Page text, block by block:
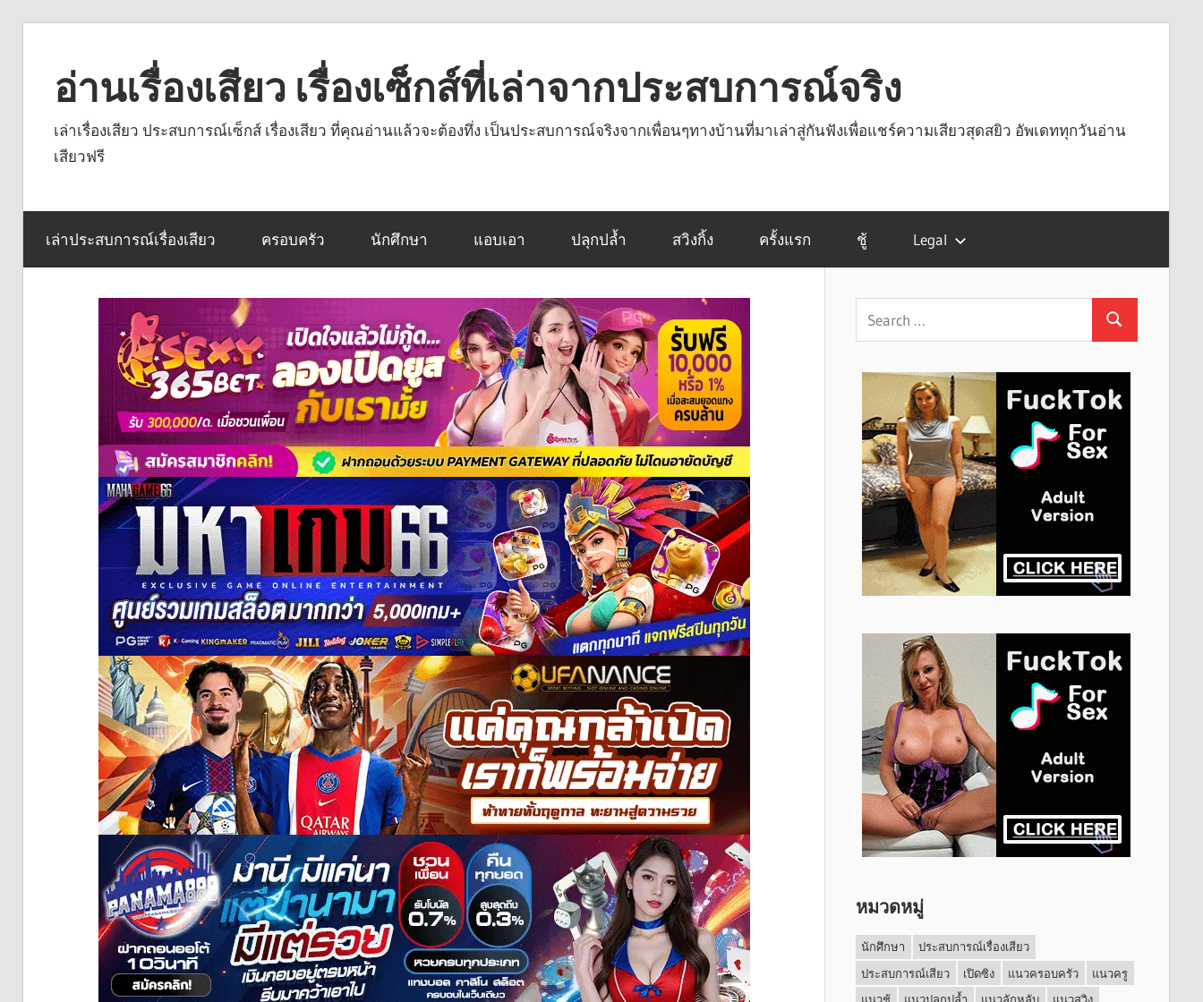
contentอ่านเรื่องเสียว เรื่องเซ็กส์ที่เล่าจากประสบการณ์จริง
เล่าเรื่องเสียว ประสบการณ์เซ็กส์ เรื่องเสียว ที่คุณอ่านแล้วจะต้องทึ่ง เป็นประสบการณ์จริงจากเพื่อนๆทางบ้านที่มาเล่าสู่กันฟังเพื่อแชร์ความเสียวสุดสยิว อัพเดททุกวันอ่าน
เสียวฟรี
เล่าประสบการณ์เรื่องเสียว ครอบครัว นักศึกษา แอบเอา ปลุกปล้ำ สวิงกิ้ง ครั้งแรก ชู้ Legal
หมวดหมู่
นักศึกษา
ประสบการณ์เรื่องเสียว
ประสบการณ์เสียว
เปิดซิง แนวครอบครัว
แนวครู
แนวชู้
แนวปลุกปล้ำ แนวลักหลับ
แนวสวิง